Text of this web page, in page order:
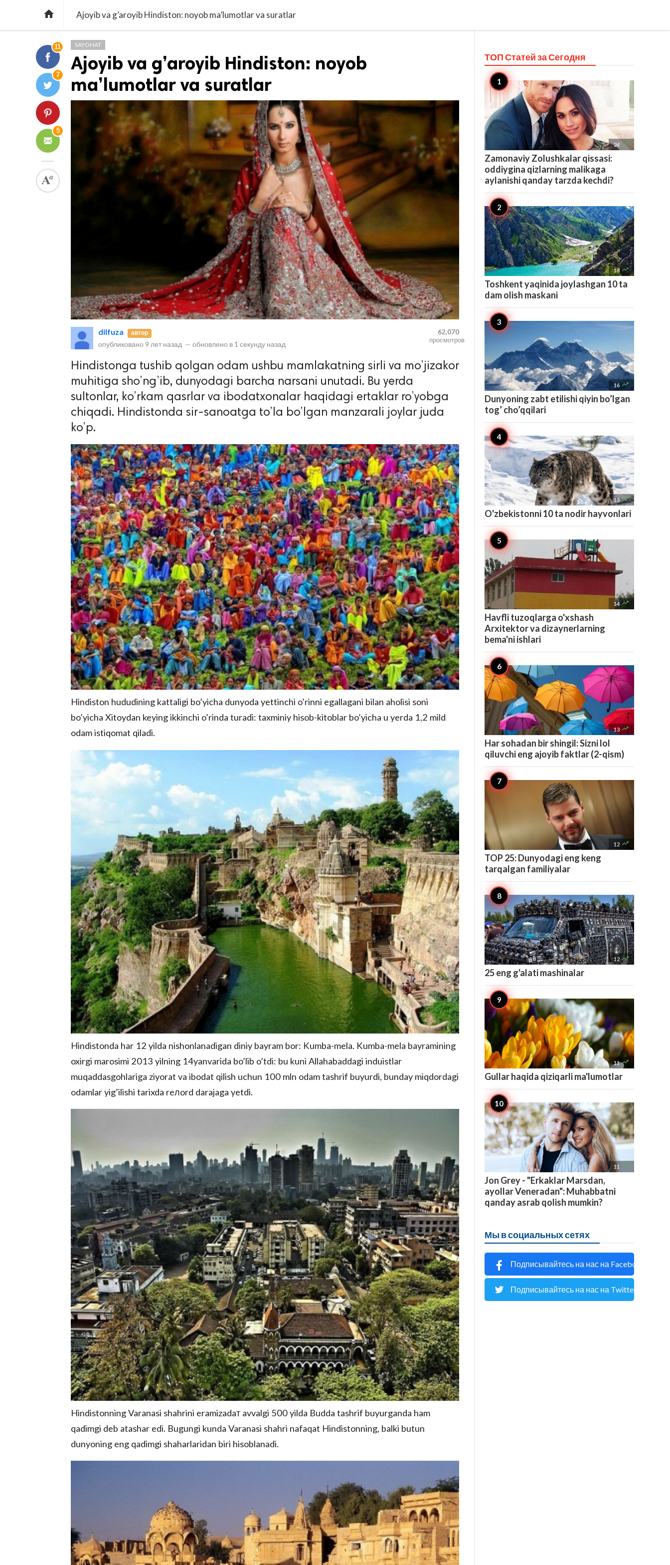
 Ajoyib va g’aroyib Hindiston: noyob ma’lumotlar va suratlar
11
7
5
SAYOHAT
Ajoyib va g’aroyib Hindiston: noyob
ma’lumotlar va suratlar
dilfuza автор
опубликовано 9 лет назад — обновлено в 1 секунду назад
62,070
просмотров
Hindistonga tushib qolgan odam ushbu mamlakatning sirli va mo’jizakor
muhitiga sho’ng’ib, dunyodagi barcha narsani unutadi. Bu yerda
sultonlar, ko’rkam qasrlar va ibodatxonalar haqidagi ertaklar ro’yobga
chiqadi. Hindistonda sir-sanoatga to’la bo’lgan manzarali joylar juda
ko’p.
Hindiston hududining kattaligi bo’yicha dunyoda yettinchi o’rinni egallagani bilan aholisi soni
bo’yicha Xitoydan keying ikkinchi o’rinda turadi: taxminiy hisob-kitoblar bo’yicha u yerda 1,2 mild
odam istiqomat qiladi.
Hindistonda har 12 yilda nishonlanadigan diniy bayram bor: Kumba-mela. Kumba-mela bayramining
oxirgi marosimi 2013 yilning 14yanvarida bo’lib o’tdi: bu kuni Allahabaddagi induistlar
muqaddasgohlariga ziyorat va ibodat qilish uchun 100 mln odam tashrif buyurdi, bunday miqdordagi
odamlar yig’ilishi tarixda reлord darajaga yetdi.
Hindistonning Varanasi shahrini eramizadaт avvalgi 500 yilda Budda tashrif buyurganda ham
qadimgi deb atashar edi. Bugungi kunda Varanasi shahri nafaqat Hindistonning, balki butun
dunyoning eng qadimgi shaharlaridan biri hisoblanadi.
ТОП Статей заСегодня
24 
Zamonaviy Zolushkalar qissasi:
oddiygina qizlarning malikaga
aylanishi qanday tarzda kechdi?
18 
Toshkent yaqinida joylashgan 10 ta
dam olish maskani
16 
Dunyoning zabt etilishi qiyin bo’lgan
tog’ cho’qqilari
15 
O'zbekistonni 10 ta nodir hayvonlari
14 
Havfli tuzoqlarga o'xshash
Arxitektor va dizaynerlarning
bema'ni ishlari
13 
Har sohadan bir shingil: Sizni lol
qiluvchi eng ajoyib faktlar (2-qism)
12 
TOP 25: Dunyodagi eng keng
tarqalgan familiyalar
12 
25 eng g'alati mashinalar
11 
Gullar haqida qiziqarli ma'lumotlar
11 
Jon Grey - "Erkaklar Marsdan,
ayollar Veneradan": Muhabbatni
qanday asrab qolish mumkin?
Мы в социальных сетях
Подписывайтесь на нас на Facebook
Подписывайтесь на нас на Twitter